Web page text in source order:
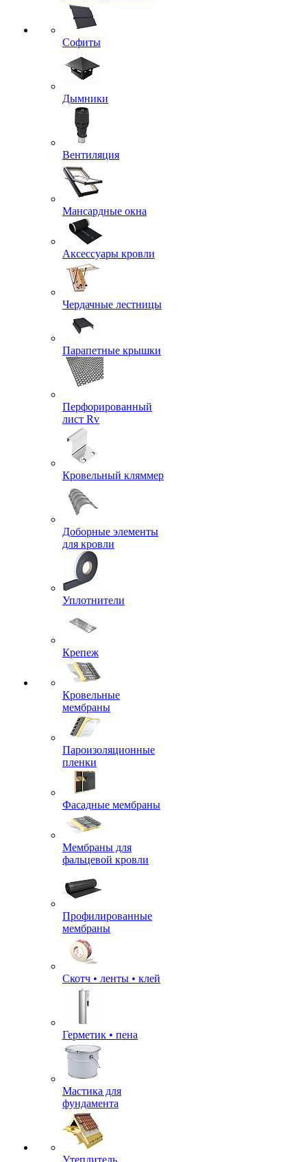
Софиты
Дымники
Вентиляция
Мансардные окна
Аксессуары кровли
Чердачные лестницы
Парапетные крышки
Перфорированный
лист Rv
Кровельный кляммер
Доборные элементы
для кровли
Уплотнители
Крепеж
Кровельные
мембраны
Пароизоляционные
пленки
Фасадные мембраны
Мембраны для
фальцевой кровли
Профилированные
мембраны
Скотч • ленты • клей
Герметик • пена
Мастика для
фундамента
Утеплитель